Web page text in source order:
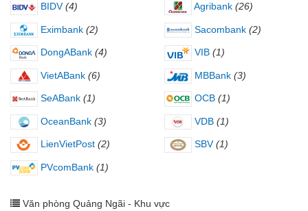
BIDV (4) Agribank (26)
Eximbank (2) Sacombank (2)
DongABank (4) VIB (1)
VietABank (6) MBBank (3)
SeABank (1) OCB (1)
OceanBank (3) VDB (1)
LienVietPost (2) SBV (1)
PVcomBank (1)
Văn phòng Quảng Ngãi - Khu vực